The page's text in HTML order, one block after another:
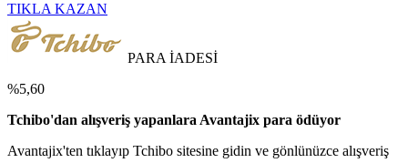
TIKLA KAZAN
PARA İADESİ
%5,60
Tchibo'dan alışveriş yapanlara Avantajix para ödüyor
Avantajix'ten tıklayıp Tchibo sitesine gidin ve gönlünüzce alışveriş